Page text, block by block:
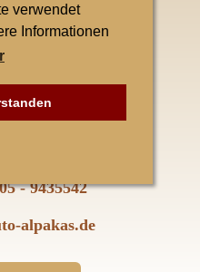
verwendet
Informationen
Singh
1
- 9435542
alpakas.de